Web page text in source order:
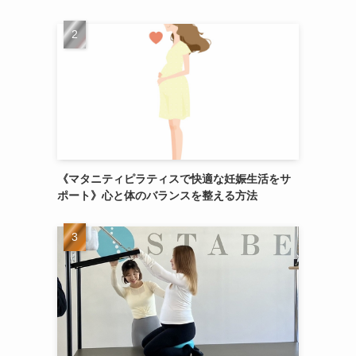
《マタニティピラティスで快適な妊娠生活をサ
ポート》心と体のバランスを整える方法